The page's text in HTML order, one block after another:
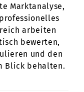
Marktanalyse,
arbeiten
bewerten,
und den
Blick behalten.